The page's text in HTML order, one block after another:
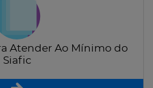
Atender Ao Mínimo do
Siafic